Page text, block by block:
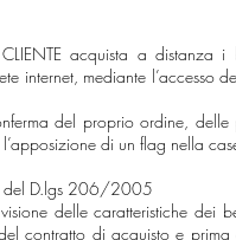
acquista a distanza
internet, mediante l’accesso
del proprio ordine,
di un flag nella
del D.lgs 206/2005
delle caratteristiche dei
contratto di acquisto e